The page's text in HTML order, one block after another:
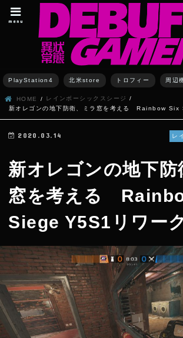
menu
PlayStation4 北米store トロフィー 周辺
HOME
レインボーシックスシージ
新オレゴンの地下防衛、ミラ窓を考える Rainbow Six
レ
2020.03.14
新オレゴンの地下防
窓を考える
Siege Y5S1リワー